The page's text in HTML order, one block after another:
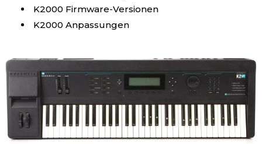
K2000 Firmware-Versionen
K2000 Anpassungen